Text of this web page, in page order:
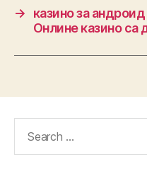
→
казино за
Онлине казино